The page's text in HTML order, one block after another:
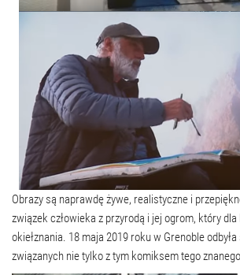
Obrazy są naprawdę żywe, realistyczne i
związek człowieka z przyrodą i jej ogrom, który
okiełznania. 18 maja 2019 roku w Grenoble
związanych nie tylko z tym komiksem tego